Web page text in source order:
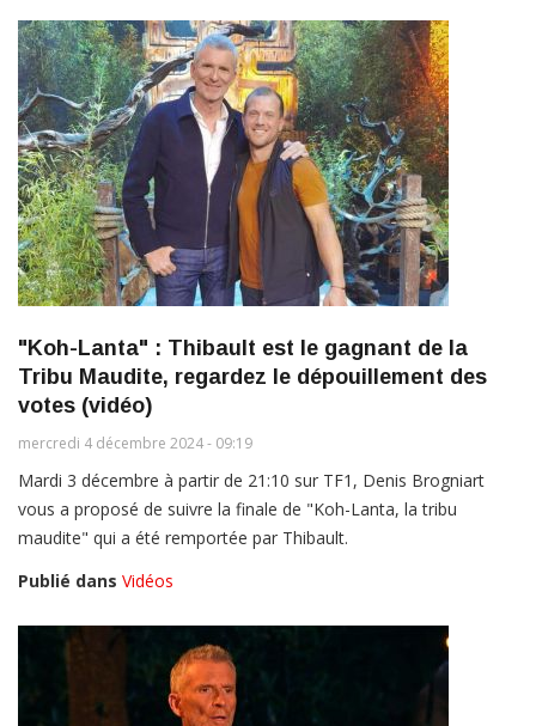
"Koh-Lanta" : Thibault est le gagnant de la
Tribu Maudite, regardez le dépouillement des
votes (vidéo)
mercredi 4 décembre 2024 - 09:19
Mardi 3 décembre à partir de 21:10 sur TF1, Denis Brogniart
vous a proposé de suivre la finale de "Koh-Lanta, la tribu
maudite" qui a été remportée par Thibault.
Publié dans Vidéos